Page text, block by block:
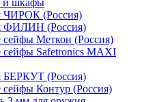
и шкафы
ЧИРОК (Россия)
ФИЛИН (Россия)
Меткон (Россия)
Safetronics MAXI
БЕРКУТ (Россия)
Контур (Россия)